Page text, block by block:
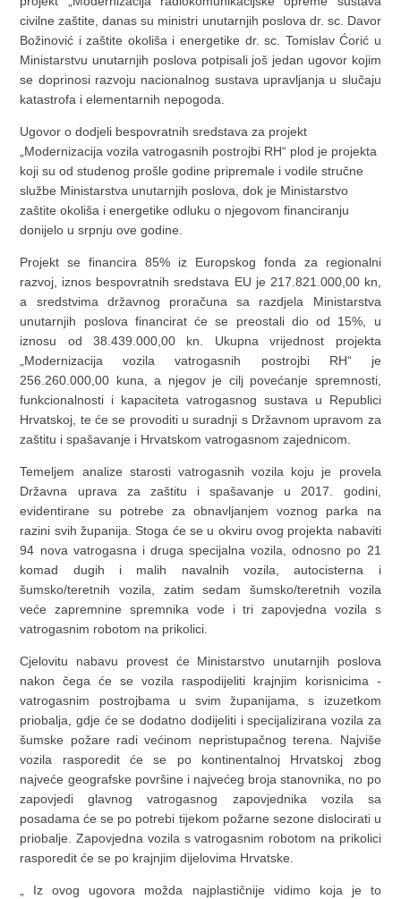
civilne zaštite, danas su ministri unutarnjih poslova dr. sc. Davor
Božinović i zaštite okoliša i energetike dr. sc. Tomislav Ćorić u
Ministarstvu unutarnjih poslova potpisali još jedan ugovor kojim
se doprinosi razvoju nacionalnog sustava upravljanja u slučaju
katastrofa i elementarnih nepogoda.
Ugovor o dodjeli bespovratnih sredstava za projekt
„Modernizacija vozila vatrogasnih postrojbi RH“ plod je projekta
koji su od studenog prošle godine pripremale i vodile stručne
službe Ministarstva unutarnjih poslova, dok je Ministarstvo
zaštite okoliša i energetike odluku o njegovom financiranju
donijelo u srpnju ove godine.
Projekt se financira 85% iz Europskog fonda za regionalni
razvoj, iznos bespovratnih sredstava EU je 217.821.000,00 kn,
a sredstvima državnog proračuna sa razdjela Ministarstva
unutarnjih poslova financirat će se preostali dio od 15%, u
iznosu od 38.439.000,00 kn. Ukupna vrijednost projekta
„Modernizacija vozila vatrogasnih postrojbi RH“ je
256.260.000,00 kuna, a njegov je cilj povećanje spremnosti,
funkcionalnosti i kapaciteta vatrogasnog sustava u Republici
Hrvatskoj, te će se provoditi u suradnji s Državnom upravom za
zaštitu i spašavanje i Hrvatskom vatrogasnom zajednicom.
Temeljem analize starosti vatrogasnih vozila koju je provela
Državna uprava za zaštitu i spašavanje u 2017. godini,
evidentirane su potrebe za obnavljanjem voznog parka na
razini svih županija. Stoga će se u okviru ovog projekta nabaviti
94 nova vatrogasna i druga specijalna vozila, odnosno po 21
komad dugih i malih navalnih vozila, autocisterna i
šumsko/teretnih vozila, zatim sedam šumsko/teretnih vozila
veće zapremnine spremnika vode i tri zapovjedna vozila s
vatrogasnim robotom na prikolici.
Cjelovitu nabavu provest će Ministarstvo unutarnjih poslova
nakon čega će se vozila raspodijeliti krajnjim korisnicima -
vatrogasnim postrojbama u svim županijama, s izuzetkom
priobalja, gdje će se dodatno dodijeliti i specijalizirana vozila za
šumske požare radi većinom nepristupačnog terena. Najviše
vozila rasporedit će se po kontinentalnoj Hrvatskoj zbog
najveće geografske površine i najvećeg broja stanovnika, no po
zapovjedi glavnog vatrogasnog zapovjednika vozila sa
posadama će se po potrebi tijekom požarne sezone dislocirati u
priobalje. Zapovjedna vozila s vatrogasnim robotom na prikolici
rasporedit će se po krajnjim dijelovima Hrvatske.
„ Iz ovog ugovora možda najplastičnije vidimo koja je to